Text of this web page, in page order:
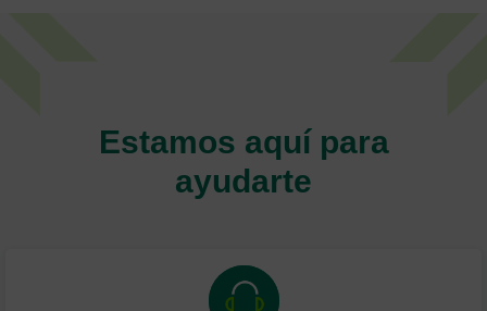
Estamos aquí para
ayudarte